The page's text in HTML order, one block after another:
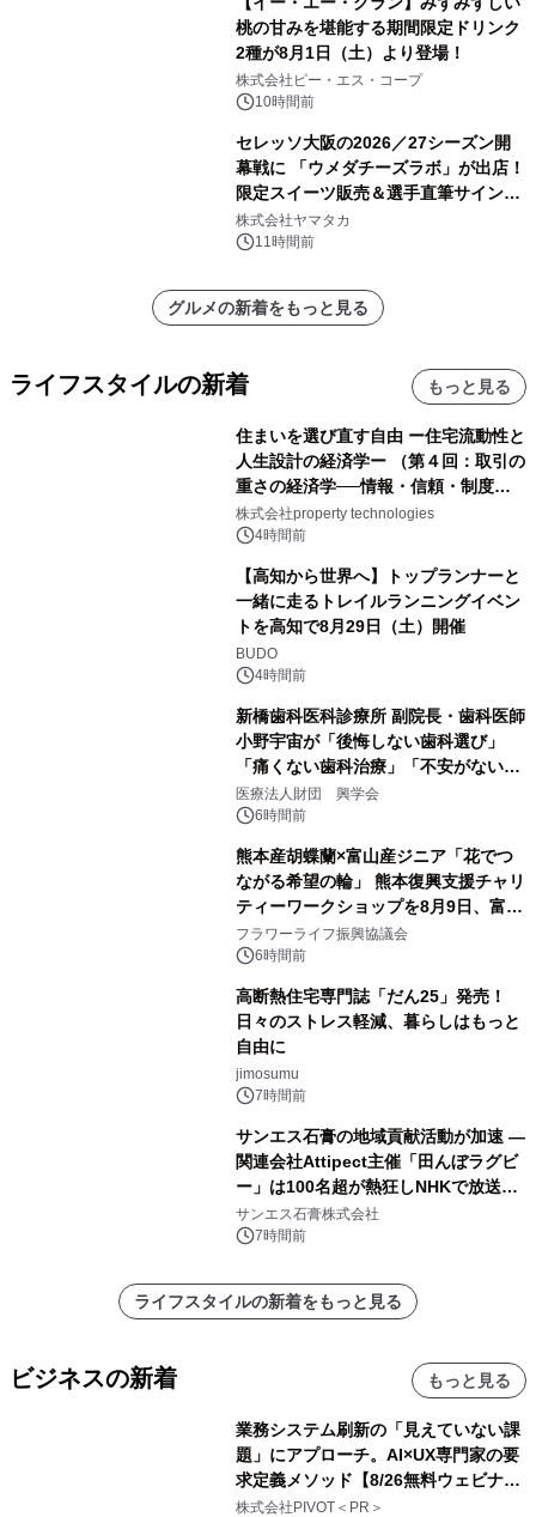
桃の甘みを堪能する期間限定ドリンク
2種が8月1日（土）より登場！
株式会社ピー・エス・コープ
10時間前
セレッソ大阪の2026／27シーズン開
幕戦に 「ウメダチーズラボ」が出店！
限定スイーツ販売＆選手直筆サイング
ッズが当たる抽選会を 8月8日に開催
株式会社ヤマタカ
11時間前
グルメの新着をもっと見る
ライフスタイルの新着 もっと見る
住まいを選び直す自由 ー住宅流動性と
人生設計の経済学ー （第４回：取引の
重さの経済学──情報・信頼・制度を
PropTechはどう組み替えるか）｜
PropTech-Lab
株式会社property technologies
4時間前
【高知から世界へ】トップランナーと
一緒に走るトレイルランニングイベン
トを高知で8月29日（土）開催
BUDO
4時間前
新橋歯科医科診療所 副院長・歯科医師
小野宇宙が「後悔しない歯科選び」
「痛くない歯科治療」「不安がない治
療計画」をテーマに専門監修
医療法人財団 興学会
6時間前
熊本産胡蝶蘭×富山産ジニア「花でつ
ながる希望の輪」 熊本復興支援チャリ
ティーワークショップを8月9日、富
山・射水で開催
フラワーライフ振興協議会
6時間前
高断熱住宅専門誌「だん25」発売！
日々のストレス軽減、暮らしはもっと
自由に
jimosumu
7時間前
サンエス石膏の地域貢献活動が加速 ―
関連会社Attipect主催「田んぼラグビ
ー」は100名超が熱狂しNHKで放送さ
れました。
サンエス石膏株式会社
7時間前
ライフスタイルの新着をもっと見る
ビジネスの新着 もっと見る
業務システム刷新の「見えていない課
題」にアプローチ。AI×UX専門家の要
求定義メソッド【8/26無料ウェビナ
ー】株式会社PIVOT
株式会社PIVOT＜PR＞